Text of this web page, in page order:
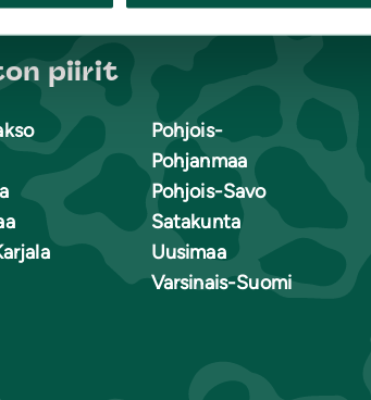
piirit
Pohjois-
Pohjanmaa
Pohjois-Savo
Satakunta
Uusimaa
Varsinais-Suomi